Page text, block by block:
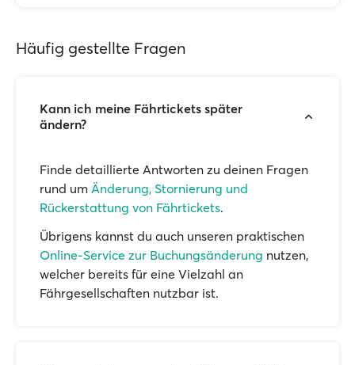
Häufig gestellte Fragen
Kann ich meine Fährtickets später
ändern?
Finde detaillierte Antworten zu deinen Fragen
rund um Änderung, Stornierung und
Rückerstattung von Fährtickets.
Übrigens kannst du auch unseren praktischen
Online-Service zur Buchungsänderung nutzen,
welcher bereits für eine Vielzahl an
Fährgesellschaften nutzbar ist.